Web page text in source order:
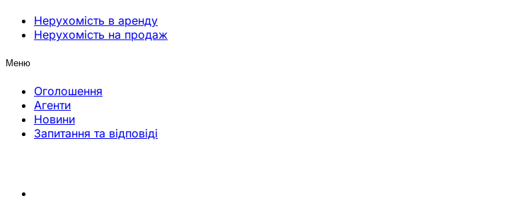
Нерухомість в аренду
Нерухомість на продаж
Меню
Оголошення
Агенти
Новини
Запитання та відповіді